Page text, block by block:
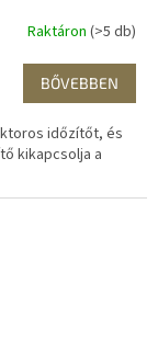
Raktáron (>5 db)
BŐVEBBEN
időzítőt, és
kikapcsolja a